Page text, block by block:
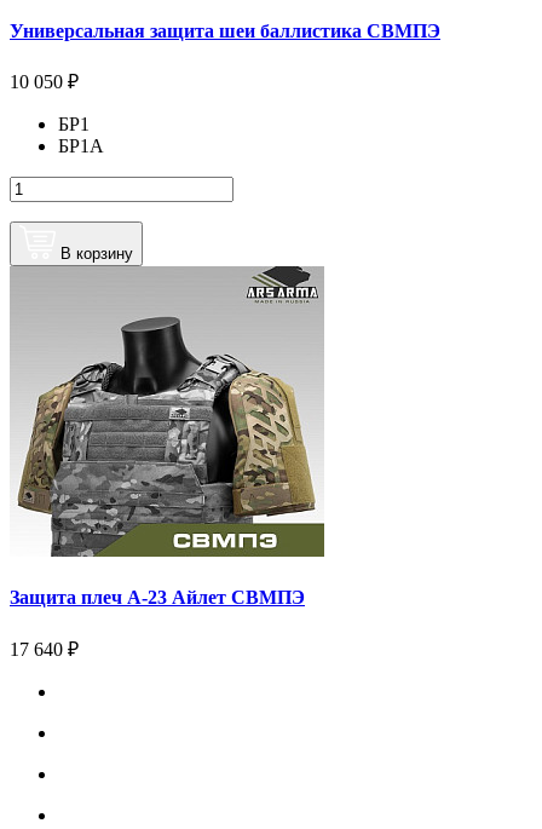
Универсальная защита шеи баллистика СВМПЭ
10 050 ₽
БР1
БР1А
В корзину
Защита плеч А-23 Айлет СВМПЭ
17 640 ₽